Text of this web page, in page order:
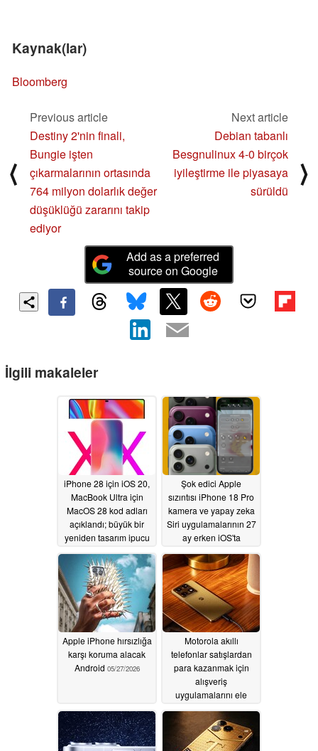
Kaynak(lar)
Bloomberg
⟨
Previous article
Destiny 2'nin finali,
Bungie işten
çıkarmalarının ortasında
764 milyon dolarlık değer
düşüklüğü zararını takip
ediyor
Next article
Debian tabanlı
Besgnulinux 4-0 birçok
iyileştirme ile piyasaya
sürüldü
⟩
Add as a preferred
source on Google
İlgili makaleler
iPhone 28 için iOS 20,
MacBook Ultra için
MacOS 28 kod adları
açıklandı; büyük bir
yeniden tasarım ipucu
06/01/2026
Şok edici Apple
sızıntısı iPhone 18 Pro
kamera ve yapay zeka
Siri uygulamalarının 27
ay erken iOS'ta
koyuyor05/28/2026
Apple iPhone hırsızlığa
karşı koruma alacak
Android 05/27/2026
Motorola akıllı
telefonlar satışlardan
para kazanmak için
alışveriş
uygulamalarını ele
05/27/2026